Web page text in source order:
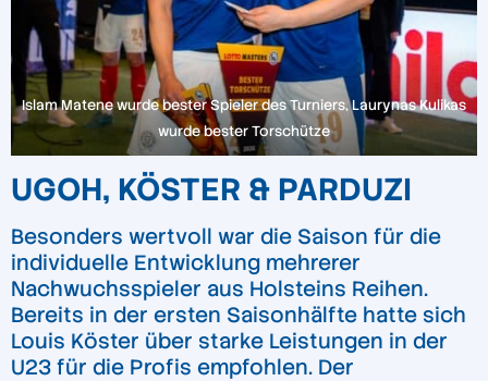
Islam Matene wurde bester Spieler des Turniers, Laurynas Kulikas
wurde bester Torschütze
UGOH, KÖSTER & PARDUZI
Besonders wertvoll war die Saison für die
individuelle Entwicklung mehrerer
Nachwuchsspieler aus Holsteins Reihen.
Bereits in der ersten Saisonhälfte hatte sich
Louis Köster über starke Leistungen in der
U23 für die Profis empfohlen. Der